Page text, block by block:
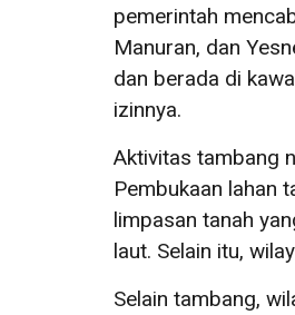
pemerintah
Manuran, dan
dan berada di
izinnya.
Aktivitas tambang
Pembukaan lahan
limpasan tanah
laut. Selain itu,
Selain tambang,